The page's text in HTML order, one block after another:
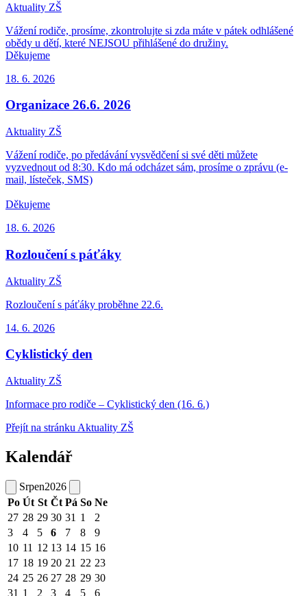
Aktuality ZŠ
Vážení rodiče, prosíme, zkontrolujte si zda máte v pátek odhlášené
obědy u dětí, které NEJSOU přihlášené do družiny.
Děkujeme
18. 6. 2026
Organizace 26.6. 2026
Aktuality ZŠ
Vážení rodiče, po předávání vysvědčení si své děti můžete
vyzvednout od 8:30. Kdo má odcházet sám, prosíme o zprávu (e-
mail, lísteček, SMS)
Děkujeme
18. 6. 2026
Rozloučení s páťáky
Aktuality ZŠ
Rozloučení s páťáky proběhne 22.6.
14. 6. 2026
Cyklistický den
Aktuality ZŠ
Informace pro rodiče – Cyklistický den (16. 6.)
Přejít na stránku Aktuality ZŠ
Kalendář
Srpen2026
Po Út St Čt Pá So Ne
27 28 29 30 31 1
2
3
4 5 6 7 8
9
10 11 12 13 14 15 16
17 18 19 20 21 22 23
24 25 26 27 28 29 30
31 1 2 3 4 5 6